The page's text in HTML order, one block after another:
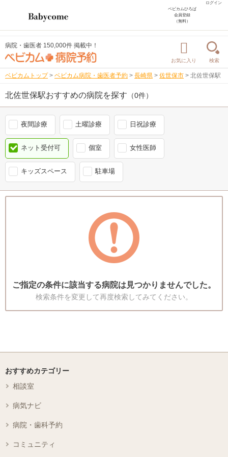
ログイン
ベビカムひろば
会員登録
（無料）
病院・歯医者 150,000件 掲載中！
お気に入り 検索
ベビカムトップ > ベビカム病院・歯医者予約 > 長崎県 > 佐世保市 > 北佐世保駅
北佐世保駅おすすめの病院を探す （0件）
夜間診療 土曜診療 日祝診療
ネット受付可 個室 女性医師
キッズスペース 駐車場
ご指定の条件に該当する病院は見つかりませんでした。
検索条件を変更して再度検索してみてください。
おすすめカテゴリー
相談室
病気ナビ
病院・歯科予約
コミュニティ